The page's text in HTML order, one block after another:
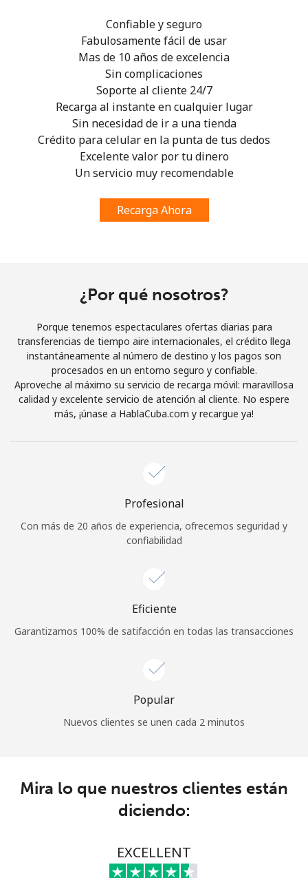
Confiable y seguro
Fabulosamente fácil de usar
Mas de 10 años de excelencia
Sin complicaciones
Soporte al cliente 24/7
Recarga al instante en cualquier lugar
Sin necesidad de ir a una tienda
Crédito para celular en la punta de tus dedos
Excelente valor por tu dinero
Un servicio muy recomendable
Recarga Ahora
¿Por qué nosotros?
Porque tenemos espectaculares ofertas diarias para
transferencias de tiempo aire internacionales, el crédito llega
instantáneamente al número de destino y los pagos son
procesados en un entorno seguro y confiable.
Aproveche al máximo su servicio de recarga móvil: maravillosa
calidad y excelente servicio de atención al cliente. No espere
más, ¡únase a HablaCuba.com y recargue ya!
Profesional
Con más de 20 años de experiencia, ofrecemos seguridad y
confiabilidad
Eficiente
Garantizamos 100% de satifacción en todas las transacciones
Popular
Nuevos clientes se unen cada 2 minutos
Mira lo que nuestros clientes están
diciendo:
EXCELLENT